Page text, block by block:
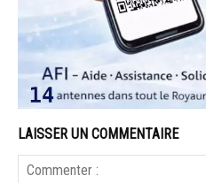
LAISSER UN COMMENTAIRE